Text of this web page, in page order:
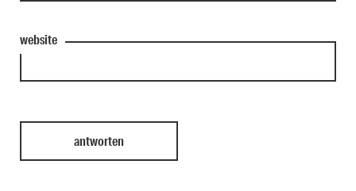
website